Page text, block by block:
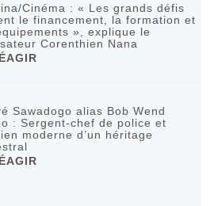
Cinéma : « Les grands défis
le financement, la formation et
», explique le
Corenthien Nana
Sawadogo alias Bob Wend
: Sergent-chef de police et
moderne d’un héritage